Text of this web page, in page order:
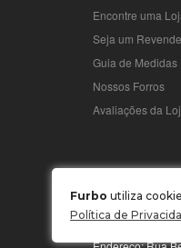
Furbo utiliza
Política de
Encontre uma
Seja um
Guia de Medidas
Nossos Forros
Avaliações da